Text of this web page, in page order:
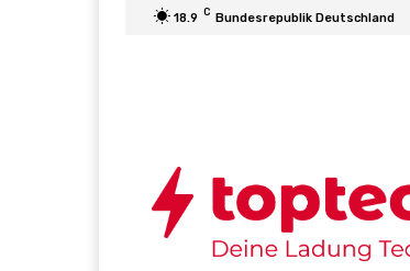
18.9 C Bundesrepublik Deutschland